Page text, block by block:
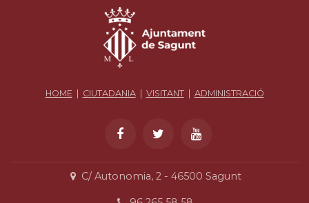
HOME | CIUTADANIA| VISITANT| ADMINISTRACIÓ
C/ Autonomia, 2 - 46500 Sagunt